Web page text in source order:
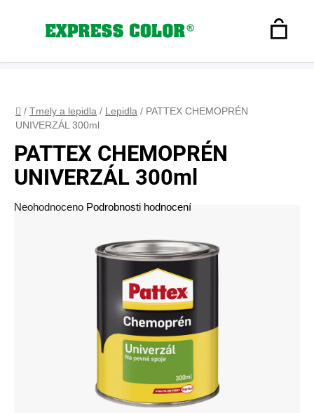
Hledat
Domů
/ Tmely a lepidla / Lepidla / PATTEX CHEMOPRÉN
UNIVERZÁL 300ml
PATTEX CHEMOPRÉN
UNIVERZÁL 300ml
Průměrné
Neohodnoceno Podrobnosti hodnocení